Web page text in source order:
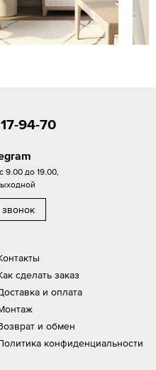
сделать заказ
и оплата
и обмен
конфиденциальности
94-70
9.00 до 19.00,
звонок